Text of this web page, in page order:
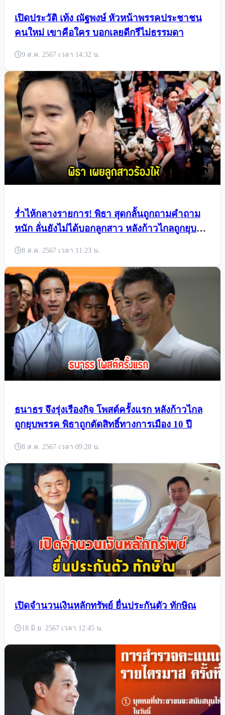
เปิดประวัติ เท้ง ณัฐพงษ์ หัวหน้าพรรคประชาชน
คนใหม่ เขาคือใคร บอกเลยดีกรีไม่ธรรมดา
9 ส.ค. 2567 เวลา 14:32 น.
ร่ำไห้กลางรายการ! พิธา สุดกลั้นถูกถามคำถาม
หนัก ลั่นยังไม่ได้บอกลูกสาว หลังก้าวไกลถูกยุบ
8 ส.ค. 2567 เวลา 11:23 น.
ธนาธร จึงรุ่งเรืองกิจ โพสต์ครั้งแรก หลังก้าวไกล
ถูกยุบพรรค พิธาถูกตัดสิทธิ์ทางการเมือง 10 ปี
8 ส.ค. 2567 เวลา 09:28 น.
เปิดจำนวนเงินหลักทรัพย์ ยื่นประกันตัว ทักษิณ
18 มิ.ย. 2567 เวลา 12:45 น.